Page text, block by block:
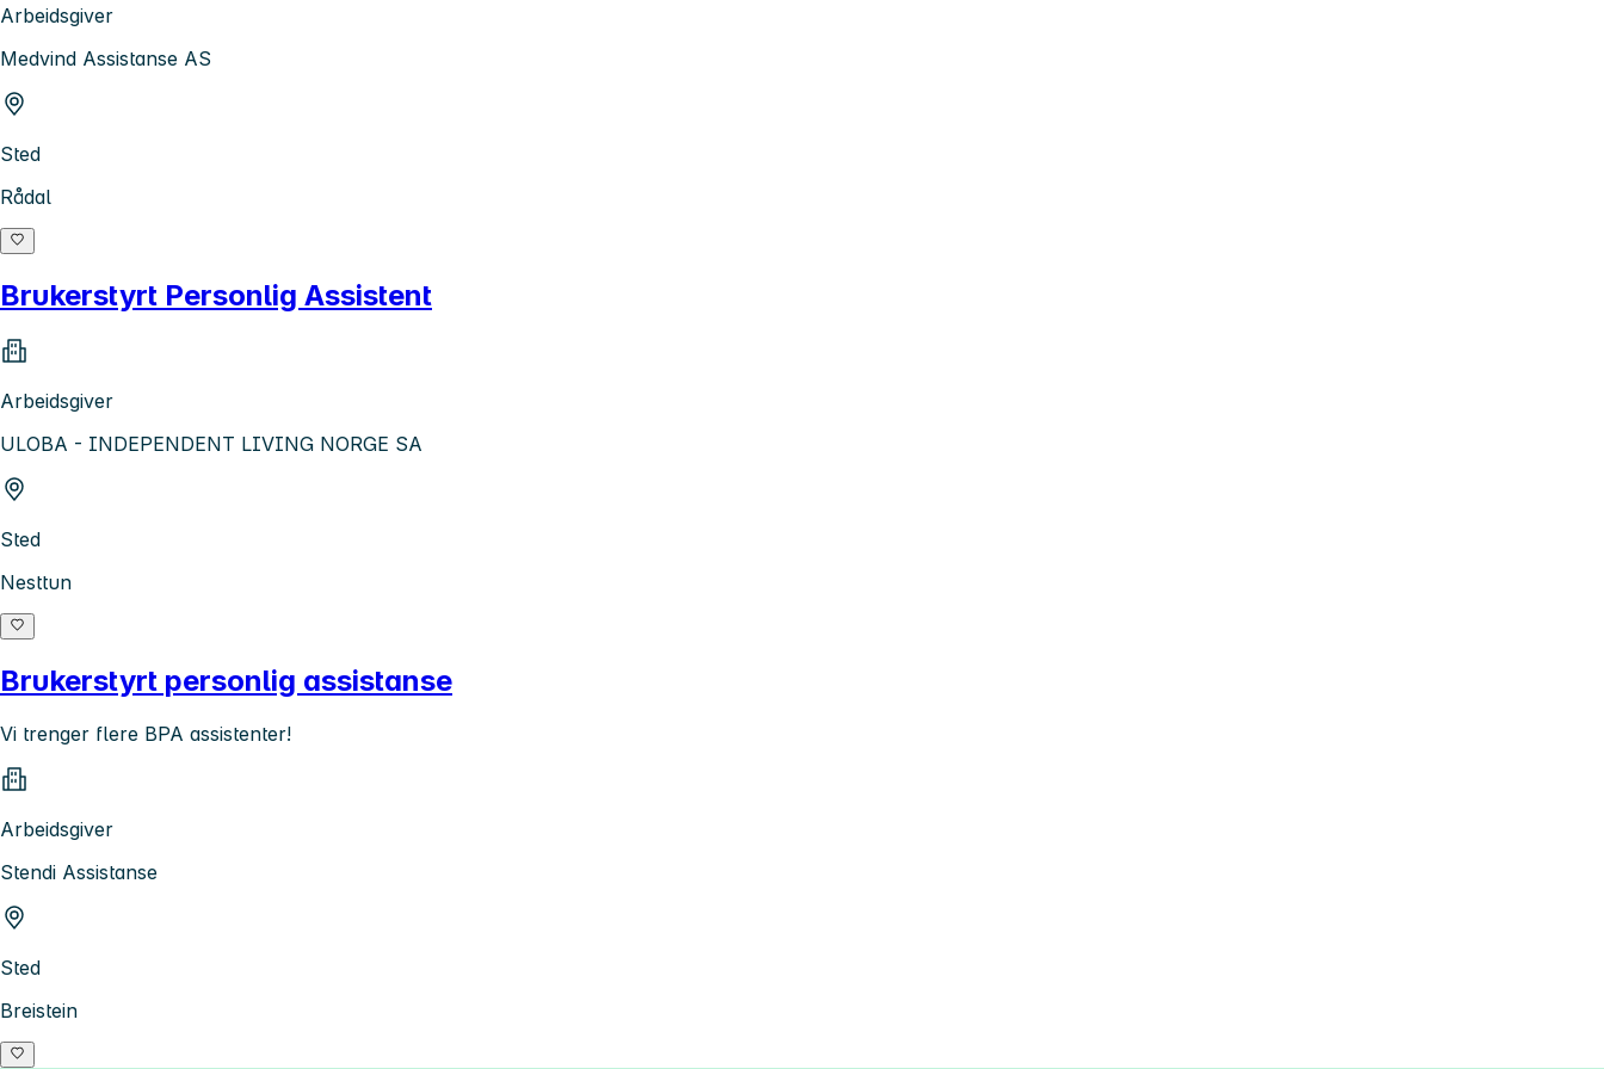
Arbeidsgiver
Medvind Assistanse AS
Sted
Rådal
Brukerstyrt Personlig Assistent
Arbeidsgiver
ULOBA - INDEPENDENT LIVING NORGE SA
Sted
Nesttun
Brukerstyrt personlig assistanse
Vi trenger flere BPA assistenter!
Arbeidsgiver
Stendi Assistanse
Sted
Breistein